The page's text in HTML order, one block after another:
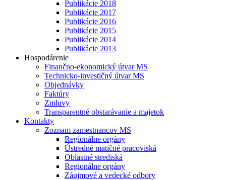
Publikácie 2018
Publikácie 2017
Publikácie 2016
Publikácie 2015
Publikácie 2014
Publikácie 2013
Hospodárenie
Finančno-ekonomický útvar MS
Technicko-investičný útvar MS
Objednávky
Faktúry
Zmluvy
Transparentné obstarávanie a majetok
Kontakty
Zoznam zamestnancov MS
Regionálne orgány
Ústredné matičné pracoviská
Oblastné strediská
Regionálne orgány
Záujmové a vedecké odbory